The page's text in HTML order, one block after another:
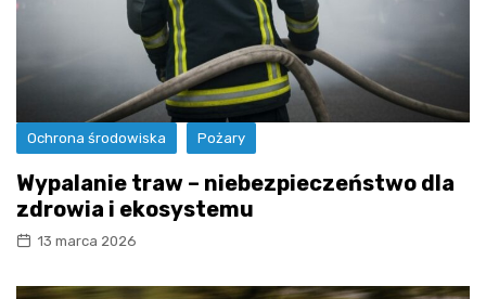
Ochrona środowiska Pożary
Wypalanie traw – niebezpieczeństwo dla
zdrowia i ekosystemu
13 marca 2026